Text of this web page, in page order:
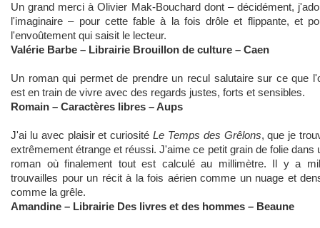
Un grand merci à Olivier Mak-Bouchard dont – décidément,
l'imaginaire – pour cette fable à la fois drôle et flippante, et
l'envoûtement qui saisit le lecteur.
Valérie Barbe – Librairie Brouillon de culture – Caen
Un roman qui permet de prendre un recul salutaire sur ce que
est en train de vivre avec des regards justes, forts et sensibles.
Romain – Caractères libres – Aups
J'ai lu avec plaisir et curiosité Le Temps des Grêlons, que je
extrêmement étrange et réussi. J'aime ce petit grain de folie dans
roman où finalement tout est calculé au millimètre. Il y a
trouvailles pour un récit à la fois aérien comme un nuage et
comme la grêle.
Amandine – Librairie Des livres et des hommes – Beaune